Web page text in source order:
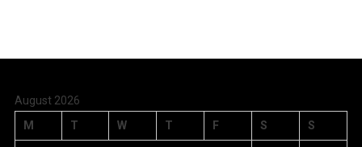
August 2026
M
T W T F S S